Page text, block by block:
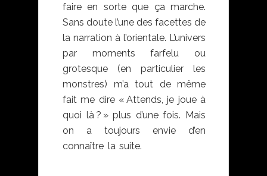
faire en sorte que ça marche.
Sans doute l’une des facettes de
la narration à l’orientale. L’univers
par moments farfelu ou
grotesque (en particulier les
monstres) m’a tout de même
fait me dire « Attends, je joue à
quoi là ? » plus d’une fois. Mais
on a toujours envie d’en
connaître la suite.